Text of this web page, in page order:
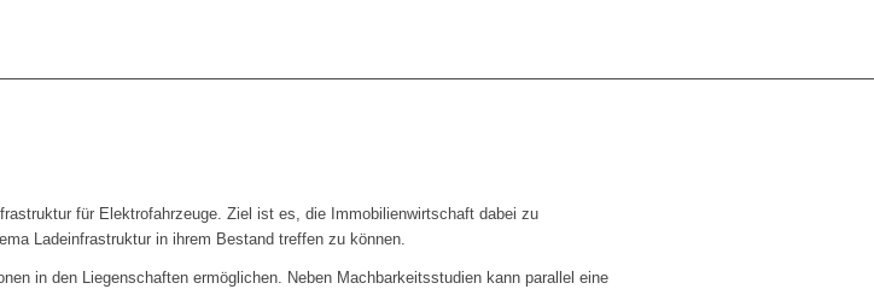
für Elektrofahrzeuge. Ziel ist es, die Immobilienwirtschaft dabei zu
Ladeinfrastruktur in ihrem Bestand treffen zu können.
in den Liegenschaften ermöglichen. Neben Machbarkeitsstudien kann parallel eine